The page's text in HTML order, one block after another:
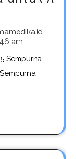
am
Sempurna